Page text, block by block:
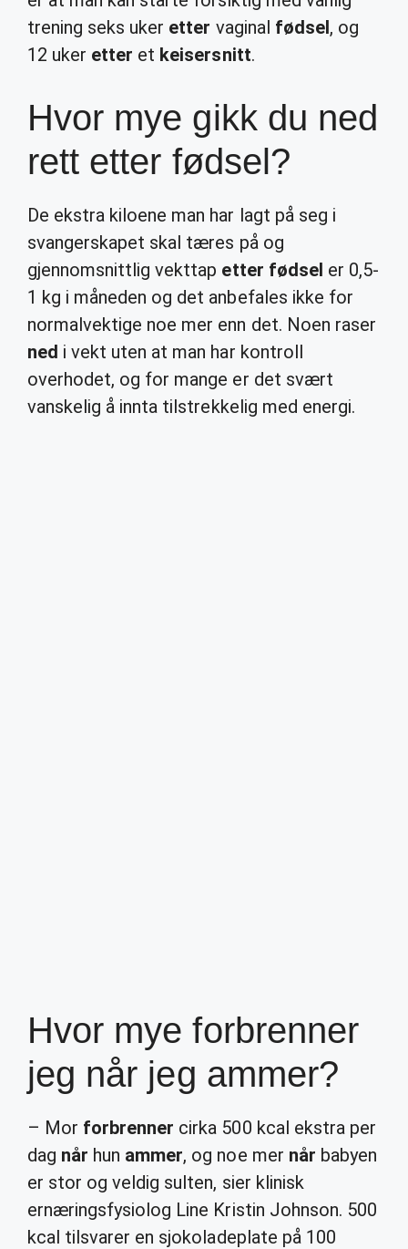
trening seks uker etter vaginal fødsel, og
12 uker etter et keisersnitt.
Hvor mye gikk du ned
rett etter fødsel?
De ekstra kiloene man har lagt på seg i
svangerskapet skal tæres på og
gjennomsnittlig vekttap etter fødsel er 0,5-
1 kg i måneden og det anbefales ikke for
normalvektige noe mer enn det. Noen raser
ned i vekt uten at man har kontroll
overhodet, og for mange er det svært
vanskelig å innta tilstrekkelig med energi.
Hvor mye forbrenner
jeg når jeg ammer?
– Mor forbrenner cirka 500 kcal ekstra per
dag når hun ammer, og noe mer når babyen
er stor og veldig sulten, sier klinisk
ernæringsfysiolog Line Kristin Johnson. 500
kcal tilsvarer en sjokoladeplate på 100